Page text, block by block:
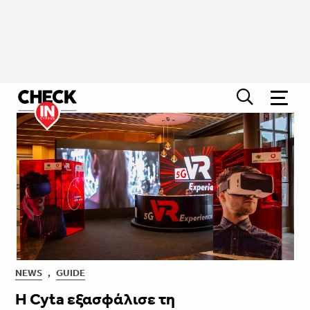
NEWS , GUIDE
​​​​​​​Η Cyta εξασφάλισε τη